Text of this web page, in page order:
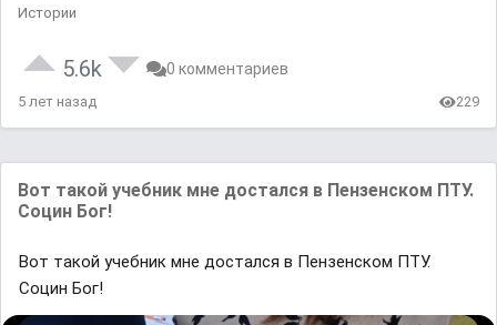
Истории
5.6k 0 комментариев
5 лет назад 229
Вот такой учебник мне достался в Пензенском ПТУ.
Социн Бог!
Вот такой учебник мне достался в Пензенском ПТУ.
Социн Бог!